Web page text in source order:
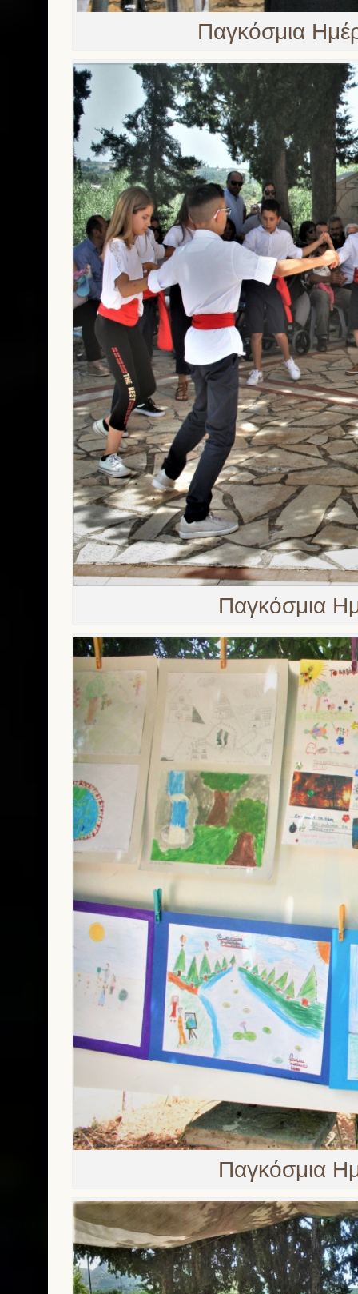
Παγκόσμια
Παγκόσμια
Παγκόσμια